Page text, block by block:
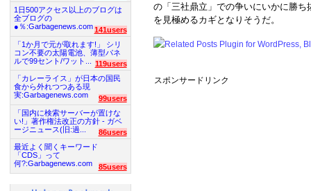
の「三社鼎立」での争いにいかに勝
を見極めるカギとなりそうだ。
スポンサードリンク
1日500アクセス以上のブログは
全ブログの
●％:Garbagenews.com 141users
「1か月で元が取れます!」 シリ
コン不要の太陽電池、薄型パネ
ルで99セント/ワット...
119users
「カレーライス」が日本の国民
食から外れつつある現
実:Garbagenews.com
99users
「国内に検索サーバーが置けな
い!」著作権法改正の方針 - ガベ
ージニュース(旧:過...
86users
最近よく聞くキーワード
「CDS」って
何?:Garbagenews.com
85users